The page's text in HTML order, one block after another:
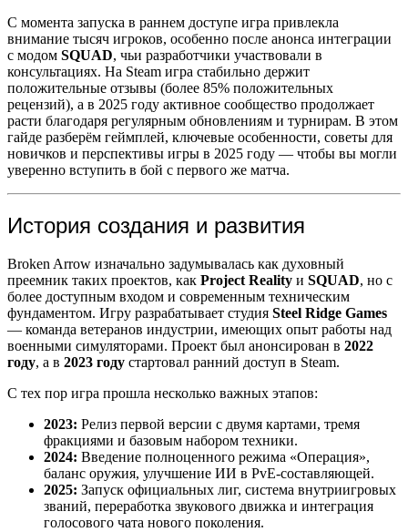
С момента запуска в раннем доступе игра привлекла
внимание тысяч игроков, особенно после анонса интеграции
с модом SQUAD, чьи разработчики участвовали в
консультациях. На Steam игра стабильно держит
положительные отзывы (более 85% положительных
рецензий), а в 2025 году активное сообщество продолжает
расти благодаря регулярным обновлениям и турнирам. В этом
гайде разберём геймплей, ключевые особенности, советы для
новичков и перспективы игры в 2025 году — чтобы вы могли
уверенно вступить в бой с первого же матча.
История создания и развития
Broken Arrow изначально задумывалась как духовный
преемник таких проектов, как Project Reality и SQUAD, но с
более доступным входом и современным техническим
фундаментом. Игру разрабатывает студия Steel Ridge Games
— команда ветеранов индустрии, имеющих опыт работы над
военными симуляторами. Проект был анонсирован в 2022
году, а в 2023 году стартовал ранний доступ в Steam.
С тех пор игра прошла несколько важных этапов:
2023: Релиз первой версии с двумя картами, тремя
фракциями и базовым набором техники.
2024: Введение полноценного режима «Операция»,
баланс оружия, улучшение ИИ в PvE-составляющей.
2025: Запуск официальных лиг, система внутриигровых
званий, переработка звукового движка и интеграция
голосового чата нового поколения.